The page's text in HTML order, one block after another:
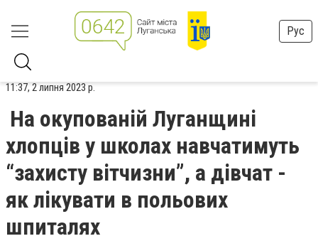
Рус
11:37, 2 липня 2023 р.
На окупованій Луганщині
хлопців у школах навчатимуть
“захисту вітчизни”, а дівчат -
як лікувати в польових
шпиталях